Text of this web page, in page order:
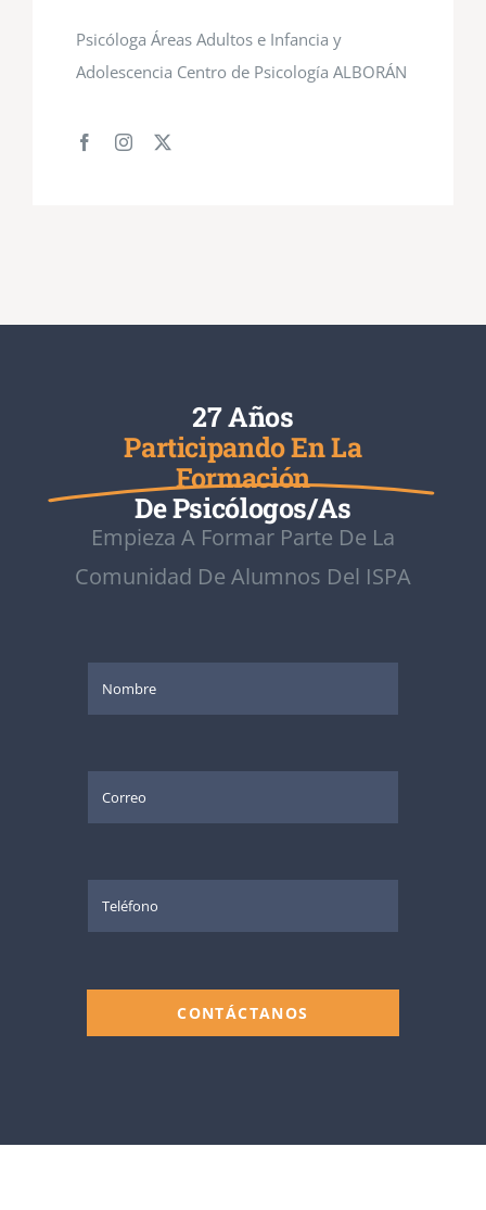
Psicóloga Áreas Adultos e Infancia y
Adolescencia Centro de Psicología ALBORÁN
27 Años
Participando En La
Formación
De Psicólogos/as
Empieza A Formar Parte De La
Comunidad De Alumnos Del ISPA
CONTÁCTANOS